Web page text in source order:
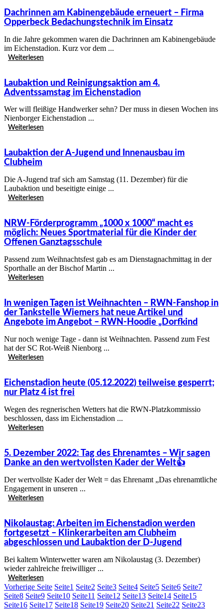
Dachrinnen am Kabinengebäude erneuert – Firma
Opperbeck Bedachungstechnik im Einsatz
In die Jahre gekommen waren die Dachrinnen am Kabinengebäude
im Eichenstadion. Kurz vor dem ...
Weiterlesen
Laubaktion und Reinigungsaktion am 4.
Adventssamstag im Eichenstadion
Wer will fleißige Handwerker sehn? Der muss in diesen Wochen ins
Nienborger Eichenstadion ...
Weiterlesen
Laubaktion der A-Jugend und Innenausbau im
Clubheim
Die A-Jugend traf sich am Samstag (11. Dezember) für die
Laubaktion und beseitigte einige ...
Weiterlesen
NRW-Förderprogramm „1000 x 1000“ macht es
möglich: Neues Sportmaterial für die Kinder der
Offenen Ganztagsschule
Passend zum Weihnachtsfest gab es am Dienstagnachmittag in der
Sporthalle an der Bischof Martin ...
Weiterlesen
In wenigen Tagen ist Weihnachten – RWN-Fanshop in
der Tankstelle Wiemers hat neue Artikel und
Angebote im Angebot – RWN-Hoodie „Dorfkind
Nur noch wenige Tage - dann ist Weihnachten. Passend zum Fest
hat der SC Rot-Weiß Nienborg ...
Weiterlesen
Eichenstadion heute (05.12.2022) teilweise gesperrt;
nur Platz 4 ist frei
Wegen des regnerischen Wetters hat die RWN-Platzkommissio
beschlossen, dass im Eichenstadion ...
Weiterlesen
5. Dezember 2022: Tag des Ehrenamtes – Wir sagen
Danke an den wertvollsten Kader der Welt👍
Der wertvollste Kader der Welt = das Ehrenamt „Das ehrenamtliche
Engagement in unseren ...
Weiterlesen
Nikolaustag: Arbeiten im Eichenstadion werden
fortgesetzt – Klinkerarbeiten am Clubheim
abgeschlossen und Laubaktion der D-Jugend
Bei kaltem Winterwetter waren am Nikolaustag (3. Dezember)
wieder zahlreiche freiwilliger ...
Weiterlesen
Vorherige Seite Seite1 Seite2 Seite3 Seite4 Seite5 Seite6 Seite7
Seite8 Seite9 Seite10 Seite11 Seite12 Seite13 Seite14 Seite15
Seite16 Seite17 Seite18 Seite19 Seite20 Seite21 Seite22 Seite23